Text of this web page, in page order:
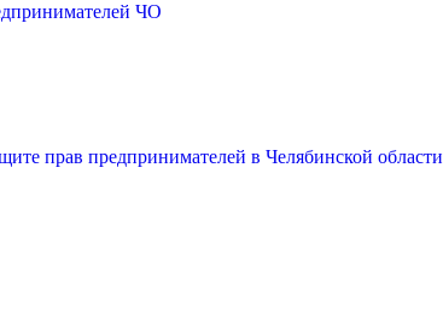
ЧО
прав предпринимателей в Челябинской области